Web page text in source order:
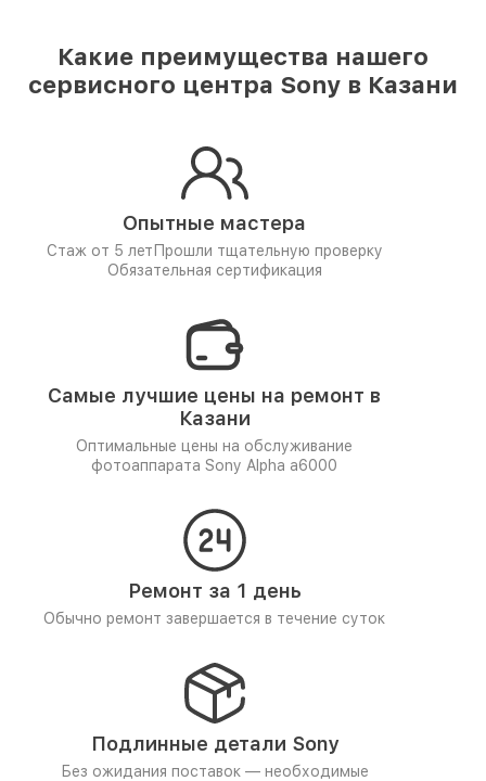
Какие преимущества нашего
сервисного центра Sony в Казани
Опытные мастера
Стаж от 5 лет Прошли тщательную проверку
Обязательная сертификация
Самые лучшие цены на ремонт в
Казани
Оптимальные цены на обслуживание
фотоаппарата Sony Alpha a6000
Ремонт за 1 день
Обычно ремонт завершается в течение суток
Подлинные детали Sony
Без ожидания поставок — необходимые